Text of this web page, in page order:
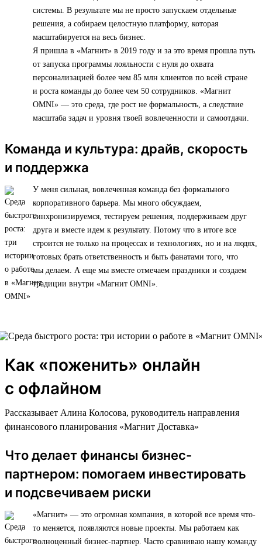
системы. В результате мы не просто запускаем отдельные
решения, а собираем целостную платформу, которая
масштабируется на весь бизнес.
Я пришла в «Магнит» в 2019 году и за это время прошла путь
от запуска программы лояльности с нуля до охвата
персонализацией более чем 85 млн клиентов по всей стране
и роста команды до более чем 50 сотрудников. «Магнит
OMNI» — это среда, где рост не формальность, а следствие
масштаба задач и уровня твоей вовлеченности и самоотдачи.
Команда и культура: драйв, скорость
и поддержка
У меня сильная, вовлеченная команда без формального
корпоративного барьера. Мы много обсуждаем,
синхронизируемся, тестируем решения, поддерживаем друг
друга и вместе идем к результату. Потому что в итоге все
строится не только на процессах и технологиях, но и на людях,
готовых брать ответственность и быть фанатами того, что
мы делаем. А еще мы вместе отмечаем праздники и создаем
традиции внутри «Магнит OMNI».
Как «поженить» онлайн
с офлайном
Рассказывает Алина Колосова, руководитель направления
финансового планирования «Магнит Доставка»
Что делает финансы бизнес-
партнером: помогаем инвестировать
и подсвечиваем риски
«Магнит» — это огромная компания, в которой все время что-
то меняется, появляются новые проекты. Мы работаем как
полноценный бизнес-партнер. Часто сравниваю нашу команду